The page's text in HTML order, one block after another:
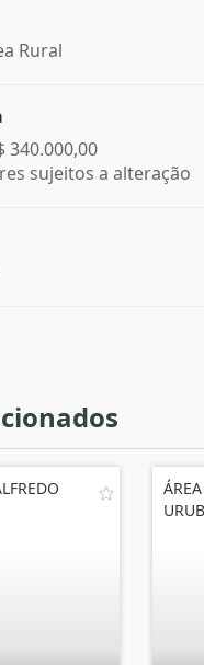
Rural
340.000,00
sujeitos a alteração